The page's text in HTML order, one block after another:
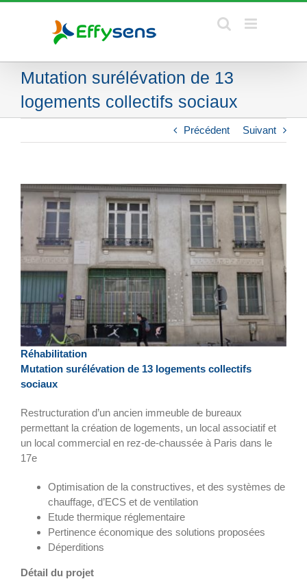
Skip
Mutation surélévation de 13
logements collectifs sociaux
Précédent Suivant
View
Larger
Image
Réhabilitation
Mutation surélévation de 13 logements collectifs
sociaux
Restructuration d’un ancien immeuble de bureaux
permettant la création de logements, un local associatif et
un local commercial en rez-de-chaussée à Paris dans le
17e
Optimisation de la constructives, et des systèmes de
chauffage, d’ECS et de ventilation
Etude thermique réglementaire
Pertinence économique des solutions proposées
Déperditions
Détail du projet